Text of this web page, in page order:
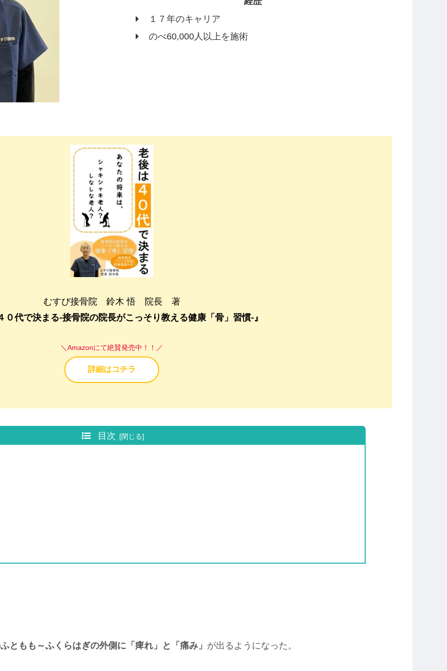
１７年のキャリア
のべ60,000人以上を施術
むすび接骨院 鈴木 悟 院長 著
０代で決まる-接骨院の院長がこっそり教える健康「骨」習慣-』
＼Amazonにて絶賛発売中！！／
詳細はコチラ
目次
ともも～ふくらはぎの外側に「痺れ」と「痛み」 が出るようになった。